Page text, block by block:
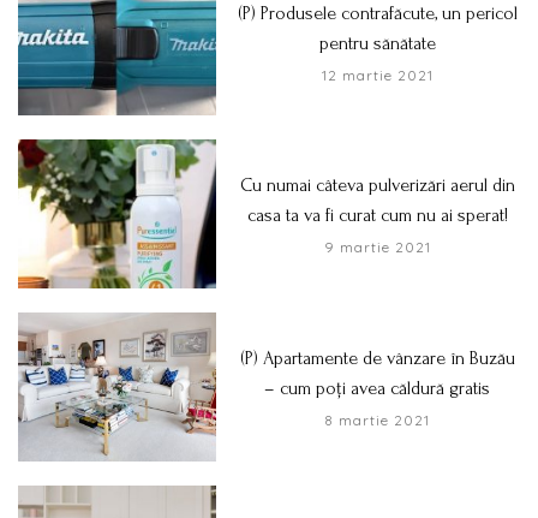
(P) Produsele contrafăcute, un pericol
pentru sănătate
12 martie 2021
Cu numai câteva pulverizări aerul din
casa ta va fi curat cum nu ai sperat!
9 martie 2021
(P) Apartamente de vânzare în Buzău
– cum poți avea căldură gratis
8 martie 2021